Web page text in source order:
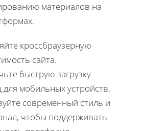
материалов на
кроссбраузерную
сайта.
быструю загрузку
для мобильных устройств.
современный стиль и
чтобы поддерживать